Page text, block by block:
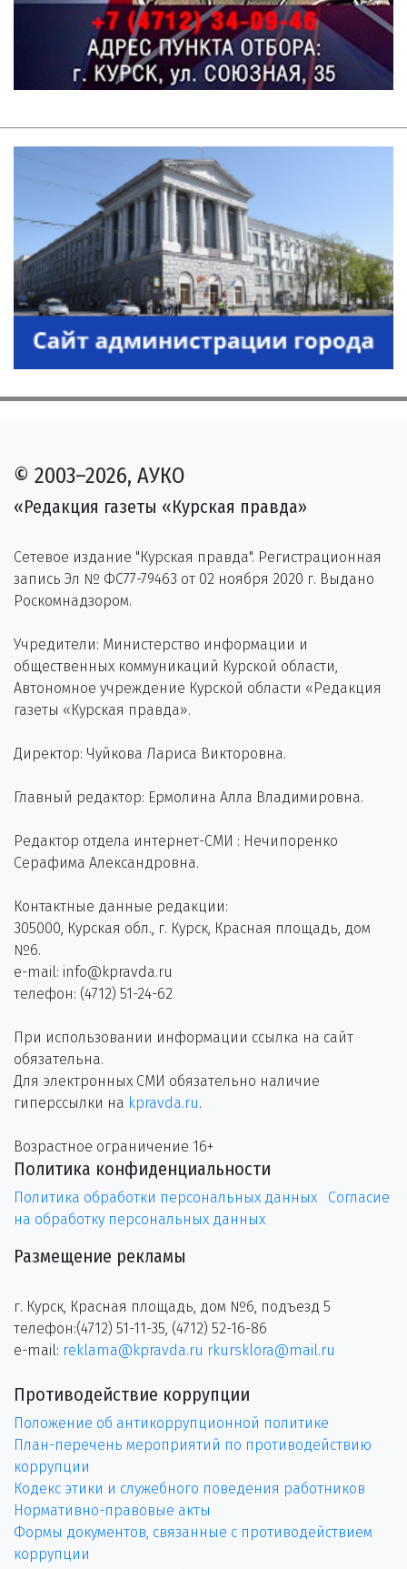
© 2003–2026, АУКО
«Редакция газеты «Курская правда»
Сетевое издание "Курская правда". Регистрационная
запись Эл № ФС77-79463 от 02 ноября 2020 г. Выдано
Роскомнадзором.
Учредители: Министерство информации и
общественных коммуникаций Курской области,
Автономное учреждение Курской области «Редакция
газеты «Курская правда».
Директор: Чуйкова Лариса Викторовна.
Главный редактор: Ермолина Алла Владимировна.
Редактор отдела интернет-СМИ : Нечипоренко
Серафима Александровна.
Контактные данные редакции:
305000, Курская обл., г. Курск, Красная площадь, дом
№6.
e-mail: info@kpravda.ru
телефон: (4712) 51-24-62
При использовании информации ссылка на сайт
обязательна.
Для электронных СМИ обязательно наличие
гиперссылки на kpravda.ru.
Возрастное ограничение 16+
Политика конфиденциальности
Политика обработки персональных данных
Согласие
на обработку персональных данных
Размещение рекламы
г. Курск, Красная площадь, дом №6, подъезд 5
телефон:(4712) 51-11-35, (4712) 52-16-86
e-mail: reklama@kpravda.ru rkursklora@mail.ru
Противодействие коррупции
Положение об антикоррупционной политике
План-перечень мероприятий по противодействию
коррупции
Кодекс этики и служебного поведения работников
Нормативно-правовые акты
Формы документов, связанные с противодействием
коррупции